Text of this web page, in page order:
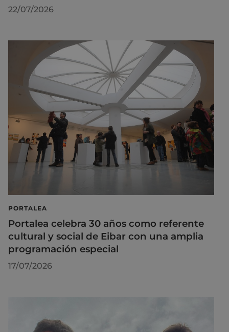
22/07/2026
PORTALEA
Portalea celebra 30 años como referente
cultural y social de Eibar con una amplia
programación especial
17/07/2026